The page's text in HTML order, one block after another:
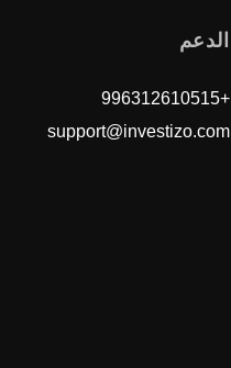
الدعم
+996312610515
support@investizo.com